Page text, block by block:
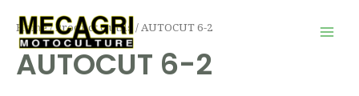
contenu
Home/ Product Outils / AUTOCUT 6-2
AUTOCUT 6-2